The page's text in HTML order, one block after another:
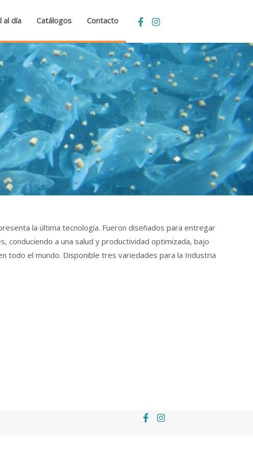
al día Catálogos Contacto
la última tecnología. Fueron diseñados para entregar
conduciendo a una salud y productividad optimizada, bajo
todo el mundo. Disponible tres variedades para la Industria